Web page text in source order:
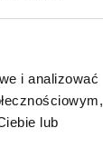
i analizować
lub